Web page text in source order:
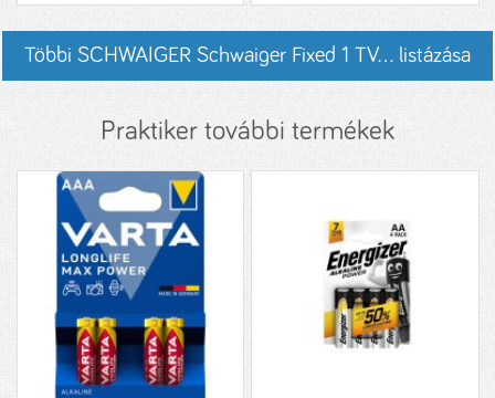
Többi SCHWAIGER Schwaiger Fixed 1 TV... listázása
Praktiker további termékek